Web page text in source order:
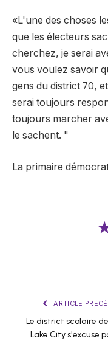
«L'une des choses
que les électeurs
cherchez, je serai
vous voulez savoir
gens du district 70,
serai toujours
toujours marcher
le sachent. "
La primaire
ARTICLE
Le district scolaire
Lake City s'excuse